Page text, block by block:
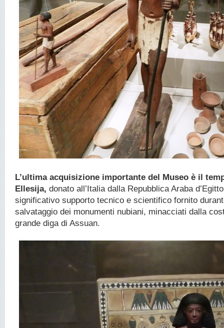
L’ultima acquisizione importante del Museo è il
Ellesija, donato all’Italia dalla Repubblica Araba
significativo supporto tecnico e scientifico fornito
salvataggio dei monumenti nubiani, minacciati dalla
grande diga di Assuan.